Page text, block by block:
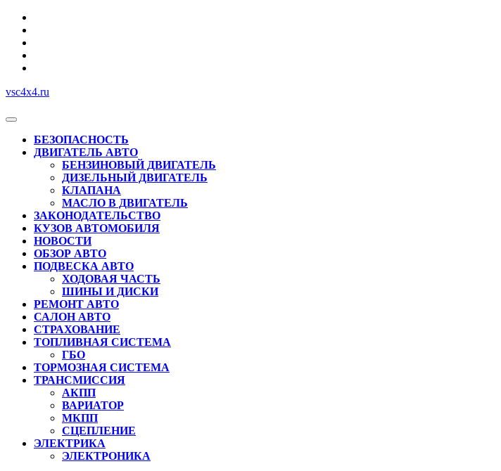
Перейти
содержимому
vsc4x4.ru
Кнопка
ОткрытьБЕЗОПАСНОСТЬ
ДВИГАТЕЛЬ АВТО
БЕНЗИНОВЫЙ ДВИГАТЕЛЬ
ДИЗЕЛЬНЫЙ ДВИГАТЕЛЬ
КЛАПАНА
МАСЛО В ДВИГАТЕЛЬ
ЗАКОНОДАТЕЛЬСТВО
КУЗОВ АВТОМОБИЛЯ
НОВОСТИ
ОБЗОР АВТО
ПОДВЕСКА АВТО
ХОДОВАЯ ЧАСТЬ
ШИНЫ И ДИСКИ
РЕМОНТ АВТО
САЛОН АВТО
СТРАХОВАНИЕ
ТОПЛИВНАЯ СИСТЕМА
ГБО
ТОРМОЗНАЯ СИСТЕМА
ТРАНСМИССИЯ
АКПП
ВАРИАТОР
МКПП
СЦЕПЛЕНИЕ
ЭЛЕКТРИКА
ЭЛЕКТРОНИКА